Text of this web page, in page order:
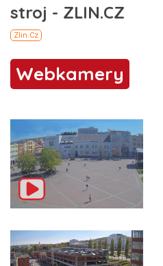
Webkamery